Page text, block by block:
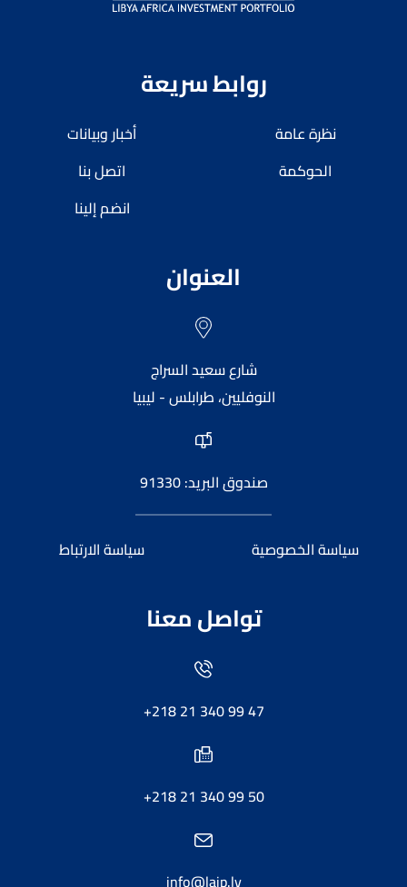
روابط سريعة
نظرة عامة
الحوكمة
أخبار وبيانات
اتصل بنا
انضم إلينا
العنوان
شارع سعيد السراج
النوفليين، طرابلس - ليبيا
صندوق البريد: 91330
سياسة الخصوصية سياسة الارتباط
تواصل معنا
+218 21 340 99 47
+218 21 340 99 50
info@laip.ly